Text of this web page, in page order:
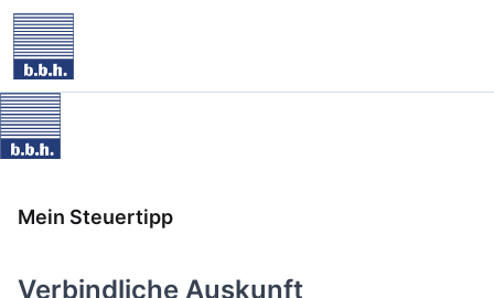
Mein Steuertipp
Verbindliche Auskunft